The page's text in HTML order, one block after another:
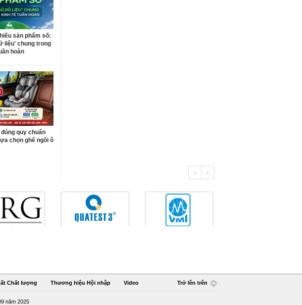
sản phẩm số:
liệu' chung trong
hoàn
đúng quy chuẩn
chọn ghế ngồi ô
Chất lượng Thương hiệu Hội nhập Video Trở lên trên
năm 2025